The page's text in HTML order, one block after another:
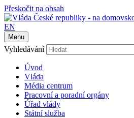
Přeskočit na obsah
EN
Menu
Vyhledávání
Úvod
Vláda
Média centrum
Pracovní a poradní orgány
Úřad vlády
Státní služba